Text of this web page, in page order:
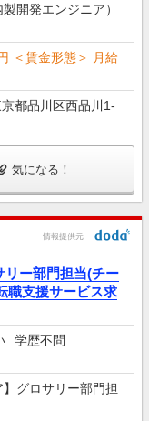
開発エンジニア）
＜賃金形態＞ 月給
都品川区西品川1-
気になる！
情報提供元
リー部門担当(チー
支援サービス求
学歴不問
グロサリー部門担